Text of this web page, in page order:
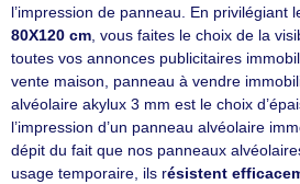
l’impression de panneau. En privilégiant
80X120 cm , vous faites le choix de la
toutes vos annonces publicitaires
vente maison, panneau à vendre
alvéolaire akylux 3 mm est le choix
l’impression d’un panneau alvéolaire
dépit du fait que nos panneaux
usage temporaire, ils résistent